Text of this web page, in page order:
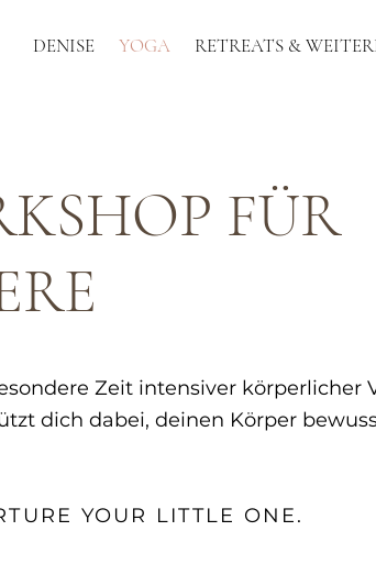
DENISE YOGA RETREATS &
FÜR
Zeit intensiver körperlicher
dich dabei, deinen Körper
YOUR LITTLE ONE.